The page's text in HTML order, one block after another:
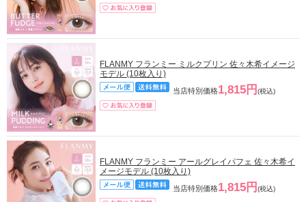
FLANMY フランミー ミルクプリン 佐々木希イメージ
モデル (10枚入り)
当店特別価格1,815円 (税込)
FLANMY フランミー アールグレイパフェ 佐々木希イ
メージモデル (10枚入り)
当店特別価格1,815円 (税込)